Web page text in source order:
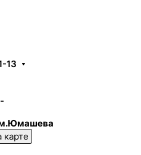
13
карте